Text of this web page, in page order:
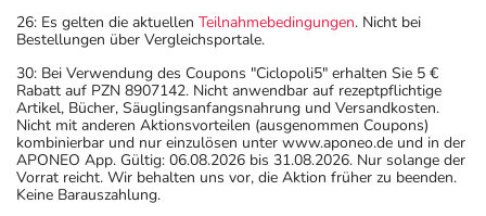
26: Es gelten die aktuellen Teilnahmebedingungen. Nicht bei
Bestellungen über Vergleichsportale.
30: Bei Verwendung des Coupons "Ciclopoli5" erhalten Sie 5 €
Rabatt auf PZN 8907142. Nicht anwendbar auf rezeptpflichtige
Artikel, Bücher, Säuglingsanfangsnahrung und Versandkosten.
Nicht mit anderen Aktionsvorteilen (ausgenommen Coupons)
kombinierbar und nur einzulösen unter www.aponeo.de und in der
APONEO App. Gültig: 06.08.2026 bis 31.08.2026. Nur solange der
Vorrat reicht. Wir behalten uns vor, die Aktion früher zu beenden.
Keine Barauszahlung.